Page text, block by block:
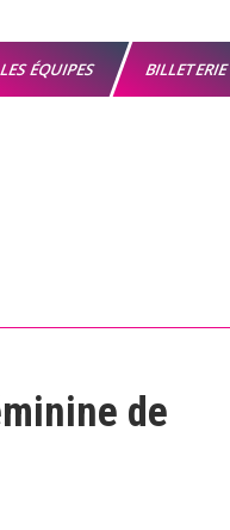
LES ÉQUIPES BILLETERIE
de